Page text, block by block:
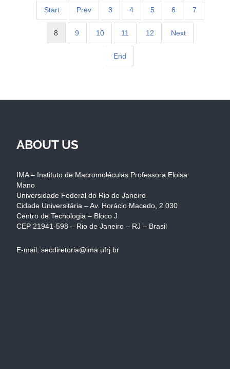
Start Prev 3 4 5 6 7
8 9 10 11 12 Next
End
ABOUT US
IMA – Instituto de Macromoléculas Professora Eloisa
Mano
Universidade Federal do Rio de Janeiro
Cidade Universitária – Av. Horácio Macedo, 2.030
Centro de Tecnologia – Bloco J
CEP 21941-598 – Rio de Janeiro – RJ – Brasil
E-mail: secdiretoria@ima.ufrj.br